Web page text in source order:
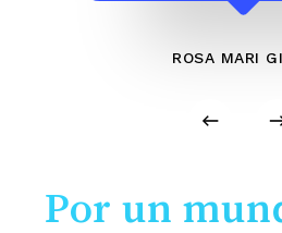
ROSA MARI
Por un